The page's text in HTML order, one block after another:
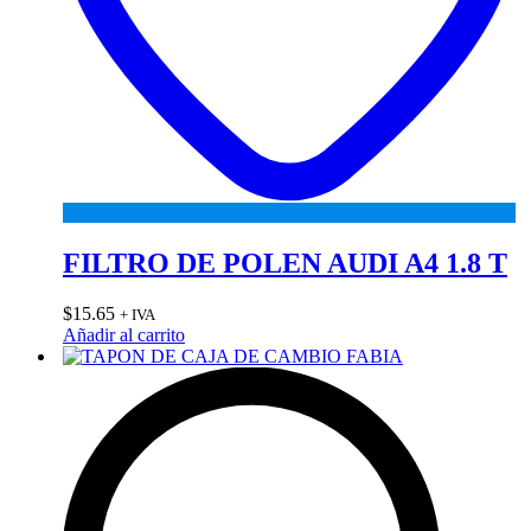
FILTRO DE POLEN AUDI A4 1.8 T
$15.65 + IVA
Añadir al carrito